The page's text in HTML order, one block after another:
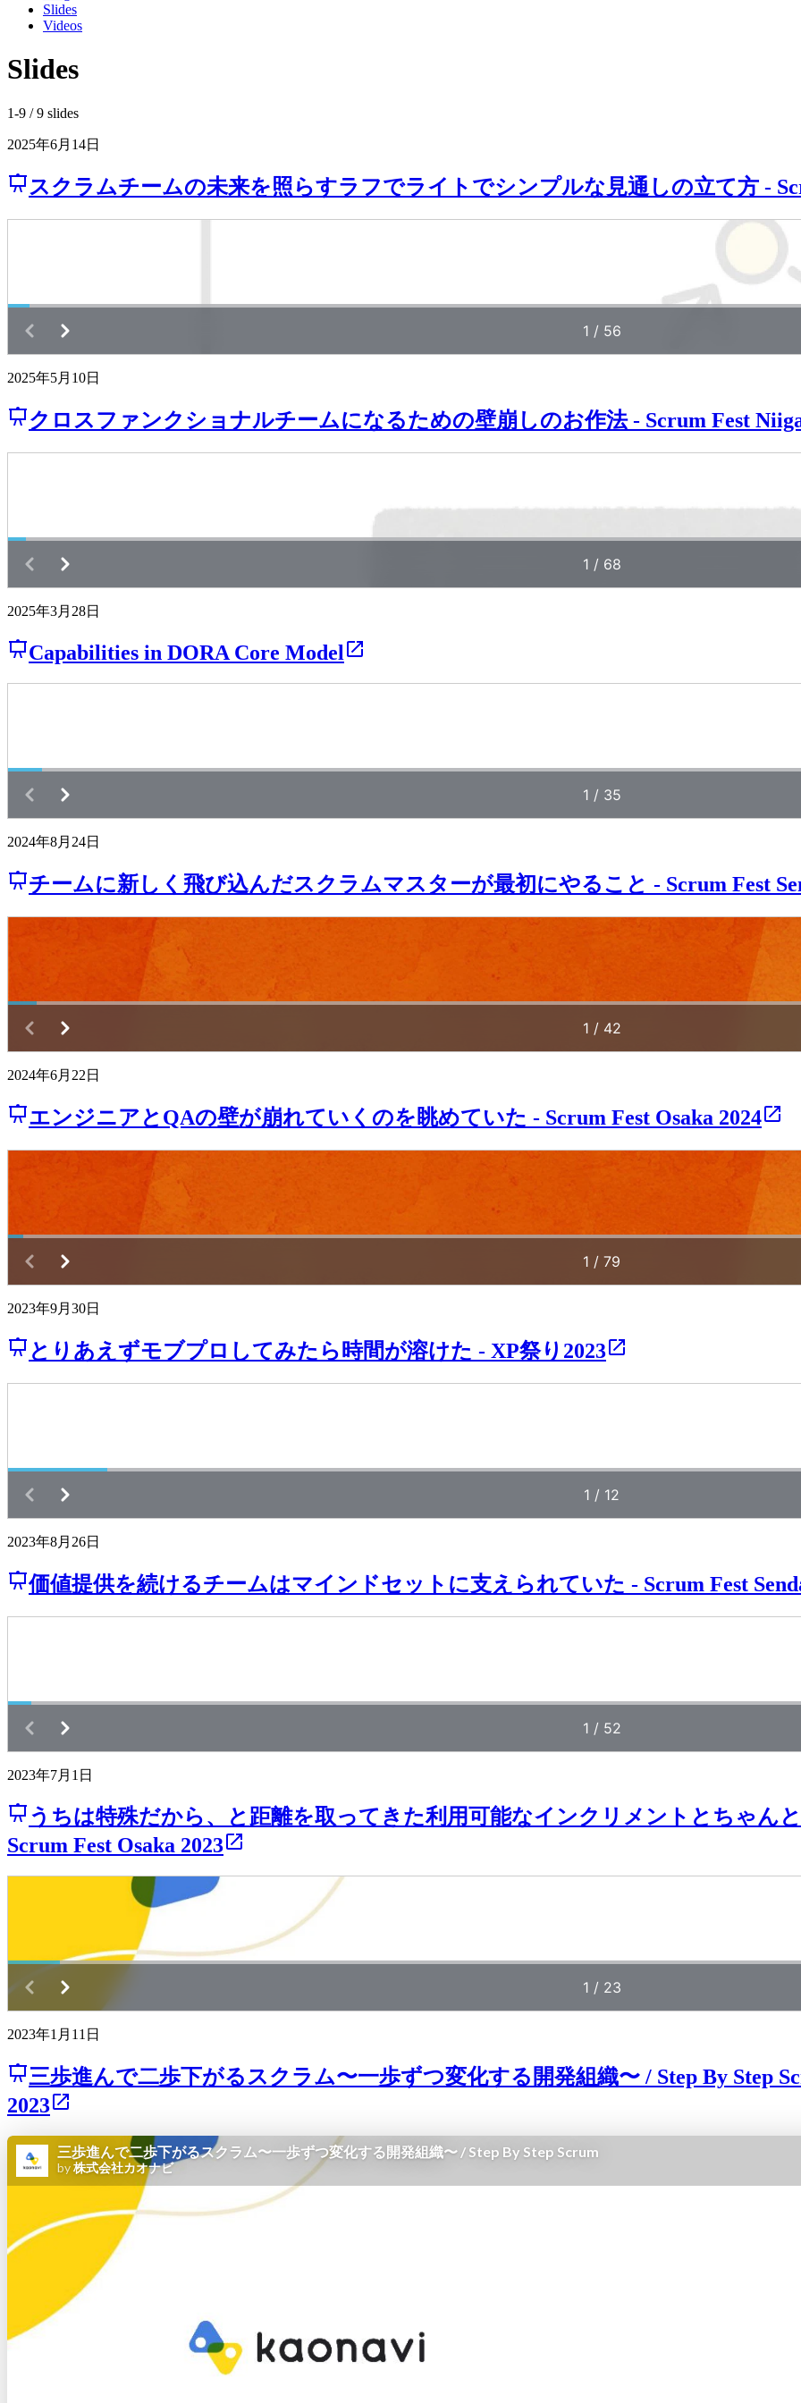
Slides
Videos
Slides
1-9 / 9 slides
2025年6月14日
スクラムチームの未来を照らすラフでライトでシンプルな見通しの立て方 -
2025年5月10日
クロスファンクショナルチームになるための壁崩しのお作法 - Scrum Fest
2025年3月28日
Capabilities in DORA Core Model
2024年8月24日
チームに新しく飛び込んだスクラムマスターが最初にやること - Scrum Fest
2024年6月22日
エンジニアとQAの壁が崩れていくのを眺めていた - Scrum Fest Osaka 2024
2023年9月30日
とりあえずモブプロしてみたら時間が溶けた - XP祭り2023
2023年8月26日
価値提供を続けるチームはマインドセットに支えられていた - Scrum Fest
2023年7月1日
うちは特殊だから、と距離を取ってきた利用可能なインクリメントとちゃん
Scrum Fest Osaka 2023
2023年1月11日
三歩進んで二歩下がるスクラム〜一歩ずつ変化する開発組織〜 / Step By Step
2023